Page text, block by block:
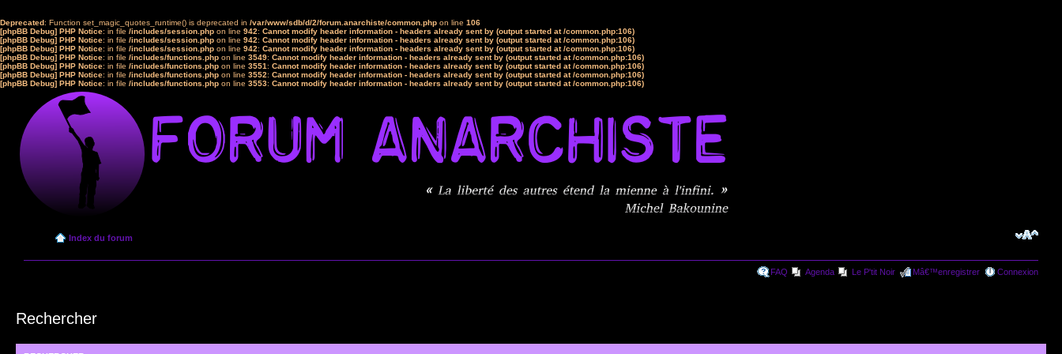
Deprecated: Function set_magic_quotes_runtime() is deprecated in /var/www/sdb/d/2/forum.anarchiste/common.php on line 106
[phpBB Debug] PHP Notice: in file /includes/session.php on line 942: Cannot modify header information - headers already sent by (output started at /common.php:106)
[phpBB Debug] PHP Notice: in file /includes/session.php on line 942: Cannot modify header information - headers already sent by (output started at /common.php:106)
[phpBB Debug] PHP Notice: in file /includes/session.php on line 942: Cannot modify header information - headers already sent by (output started at /common.php:106)
[phpBB Debug] PHP Notice: in file /includes/functions.php on line 3549: Cannot modify header information - headers already sent by (output started at /common.php:106)
[phpBB Debug] PHP Notice: in file /includes/functions.php on line 3551: Cannot modify header information - headers already sent by (output started at /common.php:106)
[phpBB Debug] PHP Notice: in file /includes/functions.php on line 3552: Cannot modify header information - headers already sent by (output started at /common.php:106)
[phpBB Debug] PHP Notice: in file /includes/functions.php on line 3553: Cannot modify header information - headers already sent by (output started at /common.php:106)
Index du forum
FAQ Agenda Le P'tit Noir Mâ€™enregistrer Connexion
Rechercher